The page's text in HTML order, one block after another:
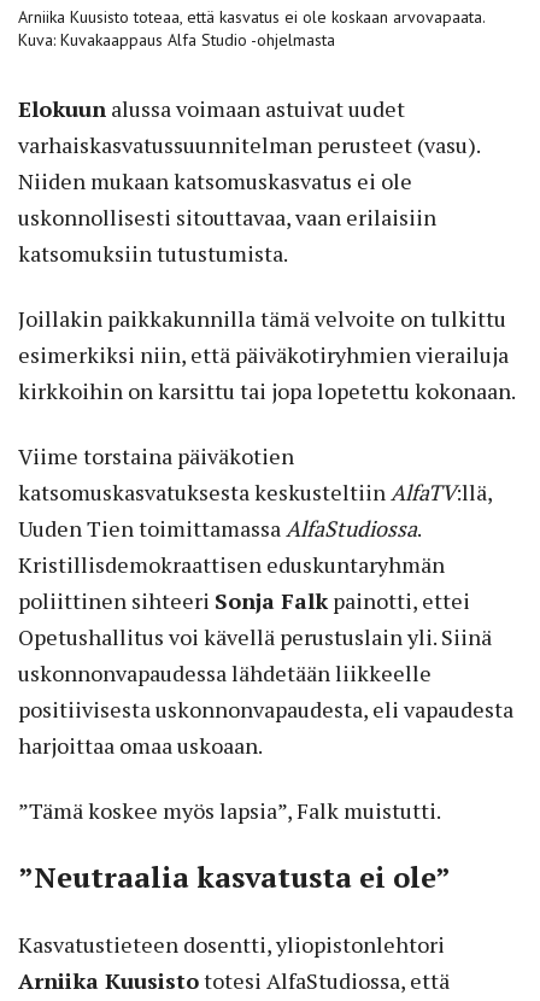
Arniika Kuusisto toteaa, että kasvatus ei ole koskaan arvovapaata.
Kuva: Kuvakaappaus Alfa Studio -ohjelmasta
Elokuun alussa voimaan astuivat uudet
varhaiskasvatussuunnitelman perusteet (vasu).
Niiden mukaan katsomuskasvatus ei ole
uskonnollisesti sitouttavaa, vaan erilaisiin
katsomuksiin tutustumista.
Joillakin paikkakunnilla tämä velvoite on tulkittu
esimerkiksi niin, että päiväkotiryhmien vierailuja
kirkkoihin on karsittu tai jopa lopetettu kokonaan.
Viime torstaina päiväkotien
katsomuskasvatuksesta keskusteltiinAlfaTV:llä,
Uuden Tien toimittamassaAlfaStudiossa.
Kristillisdemokraattisen eduskuntaryhmän
poliittinen sihteeri Sonja Falkpainotti, ettei
Opetushallitus voi kävellä perustuslain yli. Siinä
uskonnonvapaudessa lähdetään liikkeelle
positiivisesta uskonnonvapaudesta, eli vapaudesta
harjoittaa omaa uskoaan.
”Tämä koskee myös lapsia”, Falk muistutti.
”Neutraalia kasvatusta ei ole”
Kasvatustieteen dosentti, yliopistonlehtori
Arniika Kuusistototesi AlfaStudiossa, että